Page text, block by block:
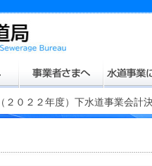
２０２２年度）下水道事業会計